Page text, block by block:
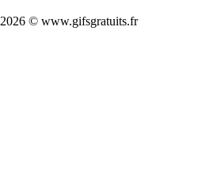
2026 © www.gifsgratuits.fr